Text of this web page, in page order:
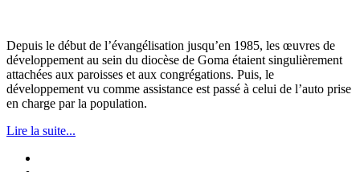
Depuis le début de l’évangélisation jusqu’en 1985, les œuvres de
développement au sein du diocèse de Goma étaient singulièrement
attachées aux paroisses et aux congrégations. Puis, le
développement vu comme assistance est passé à celui de l’auto prise
en charge par la population.
Lire la suite...